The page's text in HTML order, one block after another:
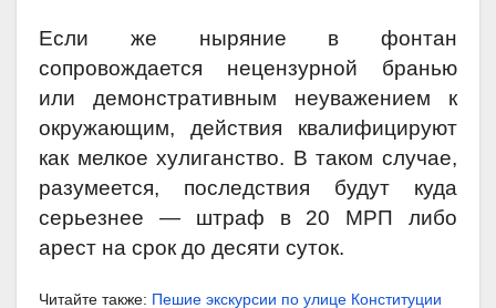
Если же ныряние в фонтан
сопровождается нецензурной бранью
или демонстративным неуважением к
окружающим, действия квалифицируют
как мелкое хулиганство. В таком случае,
разумеется, последствия будут куда
серьезнее — штраф в 20 МРП либо
арест на срок до десяти суток.
Читайте также: Пешие экскурсии по улице Конституции